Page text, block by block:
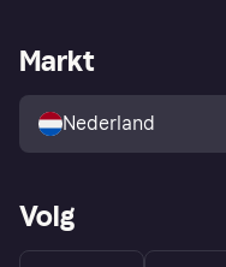
Winkeloverzicht
Kopersbescherming voor
consumenten
Zakelijke login
Markt
Nederland
Volg